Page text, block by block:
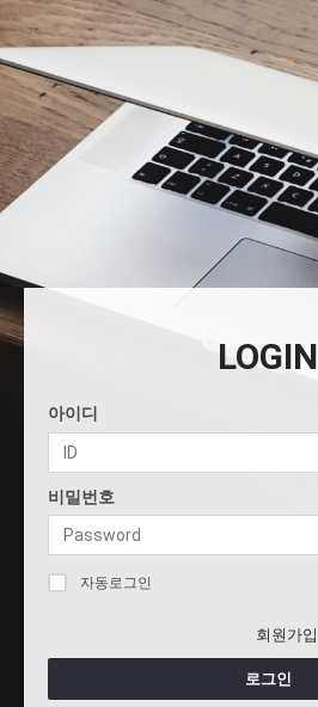
LOGIN
아이디
비밀번호
자동로그인
회원가입
로그인